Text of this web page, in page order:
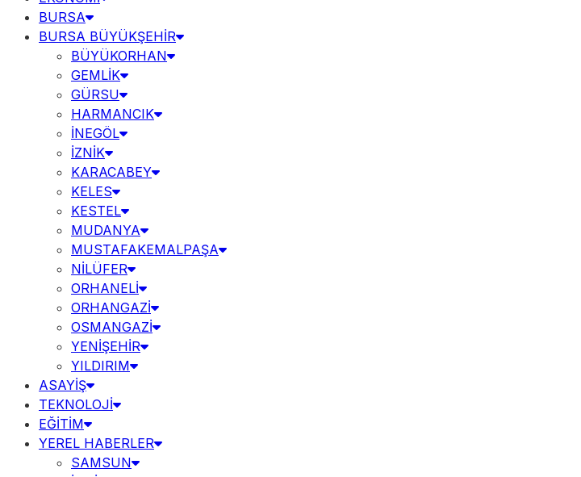
BURSA
BURSA BÜYÜKŞEHİR
BÜYÜKORHAN
GEMLİK
GÜRSU
HARMANCIK
İNEGÖL
İZNİK
KARACABEY
KELES
KESTEL
MUDANYA
MUSTAFAKEMALPAŞA
NİLÜFER
ORHANELİ
ORHANGAZİ
OSMANGAZİ
YENİŞEHİR
YILDIRIM
ASAYİŞ
TEKNOLOJİ
EĞİTİM
YEREL HABERLER
SAMSUN